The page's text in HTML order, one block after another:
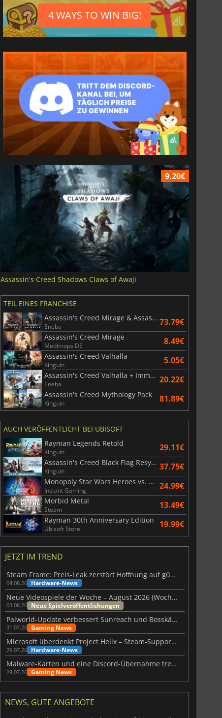
4 WAYS TO WIN BIG!
9.20€
Assassin's Creed Shadows Claws of Awaji
TEIL EINES FRANCHISE
Assassin's Creed Mirage & Assassin's Creed Valhalla Bundle
Eneba 73.79€
Assassin's Creed Mirage
Medimops DE 8.49€
Assassin's Creed Valhalla
Kinguin 5.05€
Assassin's Creed Valhalla + Immortals Fenyx Rising Bundle
Eneba 20.22€
Assassin's Creed Mythology Pack
Kinguin 81.89€
AUCH VERÖFFENTLICHT BEI UBISOFT
Rayman Legends Retold
Kinguin 29.11€
Assassin's Creed Black Flag Resynced
Kinguin 37.75€
Monopoly Star Wars Heroes vs. Villains
Instant Gaming 24.99€
Morbid Metal
Steam 13.49€
Rayman 30th Anniversary Edition
Ubisoft Store 19.99€
JETZT IM TREND
Steam Frame: Preis-Leak zerstört Hoffnung auf günstiges VR-Headset
04.08.26 Hardware-News
Neue Videospiele der Woche – August 2026 (Woche 32)
03.08.26 Neue Spielveröffentlichungen
Palworld-Update verbessert Sunreach und Bosskämpfe deutlich
31.07.26 Gaming News
Microsoft überdenkt Project Helix – Steam-Support gefährdet
29.07.26 Hardware-News
Malware-Karten und eine Discord-Übernahme treffen Meccha Chameleon
28.07.26 Gaming News
NEWS, GUTE ANGEBOTE